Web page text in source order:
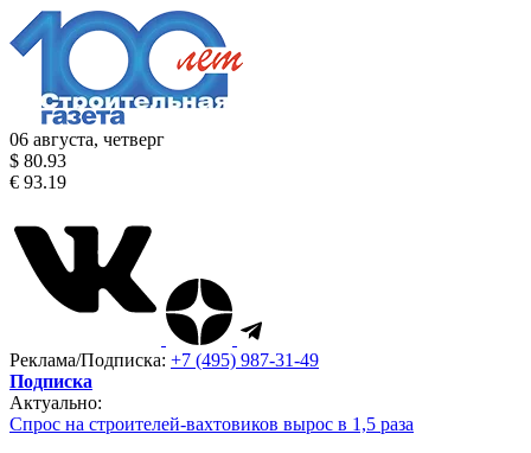
06 августа, четверг
$ 80.93
€ 93.19
Реклама/Подписка: +7 (495) 987-31-49
Подписка
Актуально:
Спрос на строителей-вахтовиков вырос в 1,5 раза